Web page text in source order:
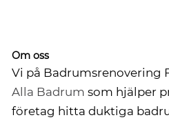
Om oss
Vi på Badrumsrenovering
Alla Badrum som hjälper
företag hitta duktiga